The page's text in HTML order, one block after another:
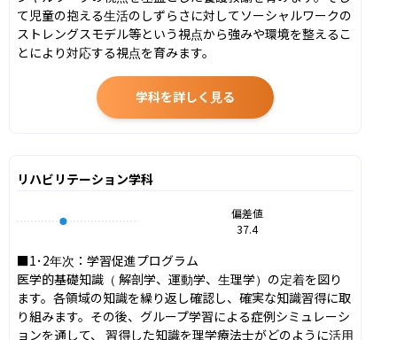
て児童の抱える生活のしずらさに対してソーシャルワークの
ストレングスモデル等という視点から強みや環境を整えるこ
とにより対応する視点を育みます。
学科を詳しく見る
リハビリテーション学科
偏差値
37.4
■1･2年次：学習促進プログラム
医学的基礎知識（ 解剖学、運動学、生理学）の定着を図り
ます。各領域の知識を繰り返し確認し、確実な知識習得に取
り組みます。その後、グループ学習による症例シミュレーシ
ョンを通して、 習得した知識を理学療法士がどのように活用